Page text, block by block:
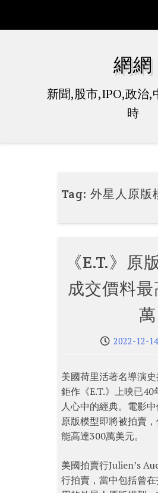
網網
新聞,股市,IPO,政治,
時
Tag:外星人原版
《E.T.》原
成交價料
萬
2022-12-14
美國荷里活著名導演
鉅作《E.T.》上映已
人心中的經典。電影
原版模型即將被拍賣
能高達300萬美元。
美國拍賣行Julien’s
行拍賣，當中包括曾